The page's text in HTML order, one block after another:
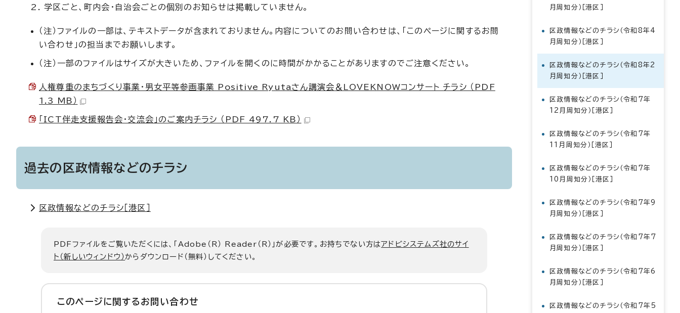
学区ごと、町内会・自治会ごとの個別のお知らせは掲載していません。
（注）ファイルの一部は、テキストデータが含まれておりません。内容についてのお問い合わせは、「このページに関するお問
い合わせ」の担当までお願いします。
（注）一部のファイルはサイズが大きいため、ファイルを開くのに時間がかかることがありますのでご注意ください。
人権尊重のまちづくり事業・男女平等参画事業 Positive Ryutaさん講演会＆LOVEKNOWコンサート チラシ （PDF
1.3 MB）
「ICT伴走支援報告会・交流会」のご案内チラシ （PDF 497.7 KB）
過去の区政情報などのチラシ
区政情報などのチラシ［港区］
PDFファイルをご覧いただくには、「Adobe（R） Reader（R）」が必要です。お持ちでない方はアドビシステムズ社のサイ
ト（新しいウィンドウ）からダウンロード（無料）してください。
このページに関する お問い合わせ
月周知分）［港区］
区政情報などのチラシ（令和8年4
月周知分）［港区］
区政情報などのチラシ（令和8年2
月周知分）［港区］
区政情報などのチラシ（令和7年
12月周知分）［港区］
区政情報などのチラシ（令和7年
11月周知分）［港区］
区政情報などのチラシ（令和7年
10月周知分）［港区］
区政情報などのチラシ（令和7年9
月周知分）［港区］
区政情報などのチラシ（令和7年7
月周知分）［港区］
区政情報などのチラシ（令和7年6
月周知分）［港区］
区政情報などのチラシ（令和7年5